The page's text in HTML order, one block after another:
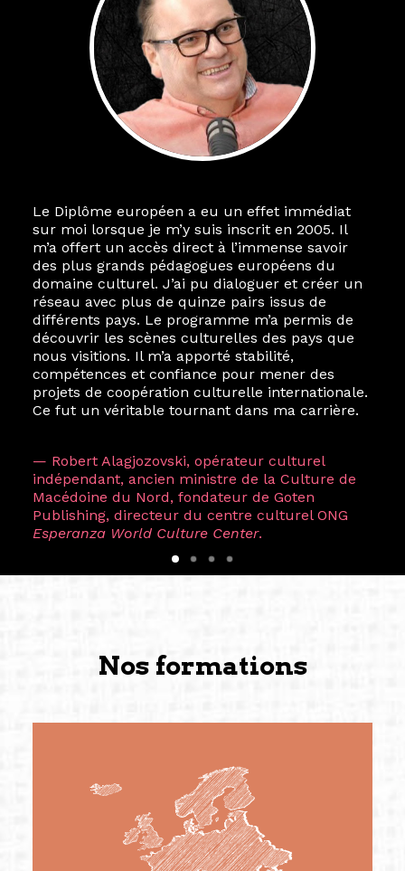
Le Diplôme européen a eu un effet immédiat
sur moi lorsque je m’y suis inscrit en 2005. Il
m’a offert un accès direct à l’immense savoir
des plus grands pédagogues européens du
domaine culturel. J’ai pu dialoguer et créer un
réseau avec plus de quinze pairs issus de
différents pays. Le programme m’a permis de
découvrir les scènes culturelles des pays que
nous visitions. Il m’a apporté stabilité,
compétences et confiance pour mener des
projets de coopération culturelle internationale.
Ce fut un véritable tournant dans ma carrière.
— Robert Alagjozovski, opérateur culturel
indépendant, ancien ministre de la Culture de
Macédoine du Nord, fondateur de Goten
Publishing, directeur du centre culturel ONG
Esperanza World Culture Center.
Nos formations